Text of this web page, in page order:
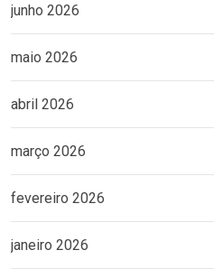
junho 2026
maio 2026
abril 2026
março 2026
fevereiro 2026
janeiro 2026